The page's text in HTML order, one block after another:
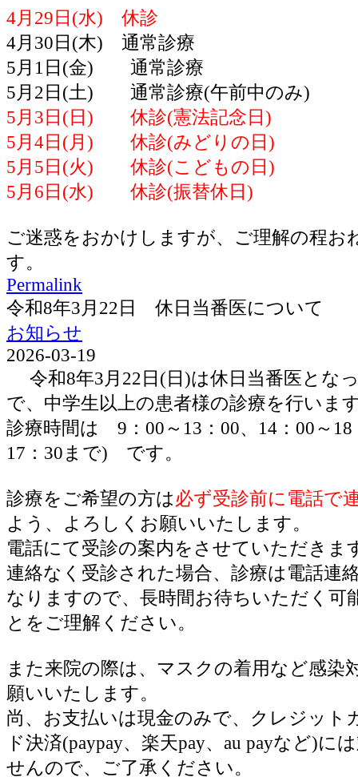
4月29日(水) 休診
4月30日(木) 通常診療
5月1日(金) 通常診療
5月2日(土) 通常診療(午前中のみ)
5月3日(日) 休診(憲法記念日)
5月4日(月) 休診(みどりの日)
5月5日(火) 休診(こどもの日)
5月6日(水) 休診(振替休日)
ご迷惑をおかけしますが、ご理解の程お
す。
Permalink
令和8年3月22日 休日当番医について
お知らせ
2026-03-19
令和8年3月22日(日)は休日当番医とな
で、中学生以上の患者様の診療を行いま
診療時間は 9：00～13：00、14：00～
17：30まで) です。
診療をご希望の方は必ず受診前に電話で
よう、よろしくお願いいたします。
電話にて受診の案内をさせていただきま
連絡なく受診された場合、診療は電話連
なりますので、長時間お待ちいただく可
とをご理解ください。
また来院の際は、マスクの着用など感染
願いいたします。
尚、お支払いは現金のみで、クレジット
ド決済(paypay、楽天pay、au payなど)に
せんので、ご了承ください。